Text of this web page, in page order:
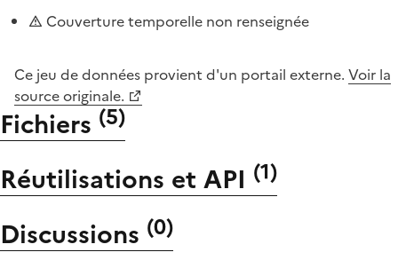
Couverture temporelle non renseignée
Ce jeu de données provient d'un portail externe. Voir la
source originale.
Fichiers (5)
Réutilisations et API (1)
Discussions (0)